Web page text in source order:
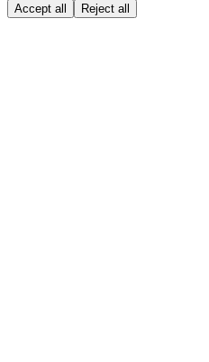
Accept all Reject all